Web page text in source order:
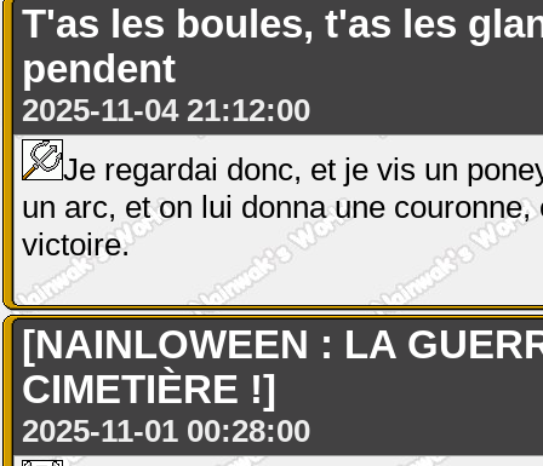
T'as les boules, t'as les
pendent
2025-11-04 21:12:00
Je regardai donc, et je vis un
un arc, et on lui donna une
victoire.
[NAINLOWEEN : LA
CIMETIÈRE !]
2025-11-01 00:28:00